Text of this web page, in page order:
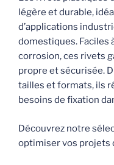
légère et durable,
d’applications
domestiques. Faciles
corrosion, ces rivets
propre et sécurisée.
tailles et formats, ils
besoins de fixation
Découvrez notre
optimiser vos projets